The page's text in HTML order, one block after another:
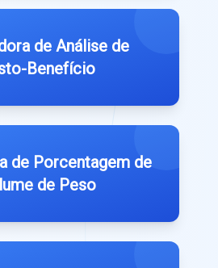
de Análise de
Benefício
de Porcentagem de
de Peso